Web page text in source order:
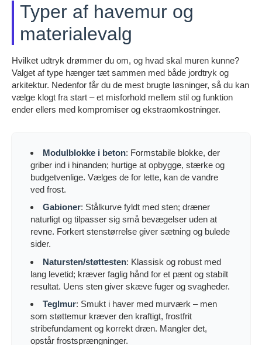
Typer af havemur og
materialevalg
Hvilket udtryk drømmer du om, og hvad skal muren kunne?
Valget af type hænger tæt sammen med både jordtryk og
arkitektur. Nedenfor får du de mest brugte løsninger, så du kan
vælge klogt fra start – et misforhold mellem stil og funktion
ender ellers med kompromiser og ekstraomkostninger.
Modulblokke i beton: Formstabile blokke, der
griber ind i hinanden; hurtige at opbygge, stærke og
budgetvenlige. Vælges de for lette, kan de vandre
ved frost.
Gabioner: Stålkurve fyldt med sten; dræner
naturligt og tilpasser sig små bevægelser uden at
revne. Forkert stenstørrelse giver sætning og bulede
sider.
Natursten/støttesten: Klassisk og robust med
lang levetid; kræver faglig hånd for et pænt og stabilt
resultat. Uens sten giver skæve fuger og svagheder.
Teglmur: Smukt i haver med murværk – men
som støttemur kræver den kraftigt, frostfrit
stribefundament og korrekt dræn. Mangler det,
opstår frostsprængninger.